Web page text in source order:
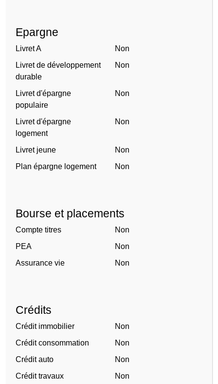
Epargne
Livret A
Non
Livret de développement
durable
Non
Livret d'épargne
populaire
Non
Livret d'épargne
logement
Non
Livret jeune
Non
Plan épargne logement
Non
Bourse et placements
Compte titres
Non
PEA
Non
Assurance vie
Non
Crédits
Crédit immobilier
Non
Crédit consommation
Non
Crédit auto
Non
Crédit travaux
Non